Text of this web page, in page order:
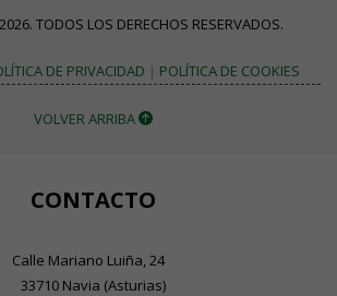
TODOS LOS DERECHOS RESERVADOS.
DE PRIVACIDAD | POLÍTICA DE COOKIES
VOLVER ARRIBA
CONTACTO
Calle Mariano Luiña, 24
33710 Navia (Asturias)